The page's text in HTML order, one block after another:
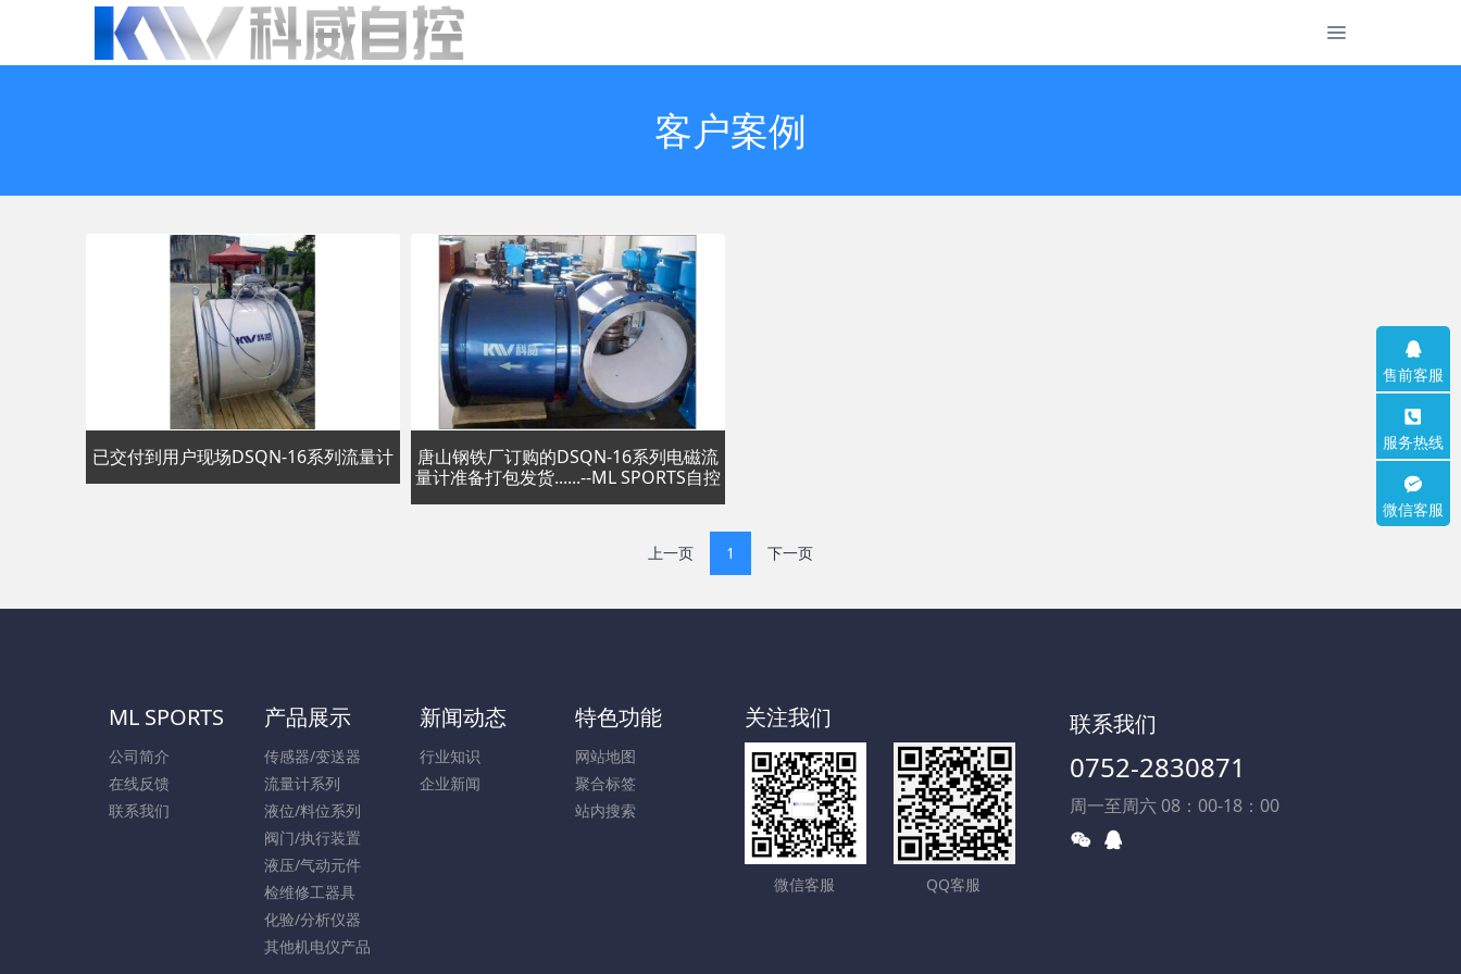
客户案例
已交付到用户现场DSQN-16系列流量计
唐山钢铁厂订购的DSQN-16系列电磁流
量计准备打包发货......--ML SPORTS自控
上一页 1 下一页
ML SPORTS
公司简介
在线反馈
联系我们
产品展示
传感器/变送器
流量计系列
液位/料位系列
阀门/执行装置
液压/气动元件
检维修工器具
化验/分析仪器
其他机电仪产品
新闻动态
行业知识
企业新闻
特色功能
网站地图
聚合标签
站内搜索
关注我们
微信客服 QQ客服
联系我们
0752-2830871
周一至周六 08：00-18：00
售前客服
服务热线
微信客服